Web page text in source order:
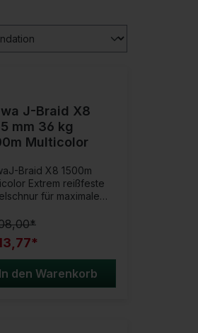
J-Braid X8
mm 36 kg
Multicolor
Braid X8 1500m
Extrem reißfeste
für maximale
J-BaidD x8
die allerhöchsten
und
dieser Schnur
Sie immer den
Kontakt zu deinem
In den Warenkorb